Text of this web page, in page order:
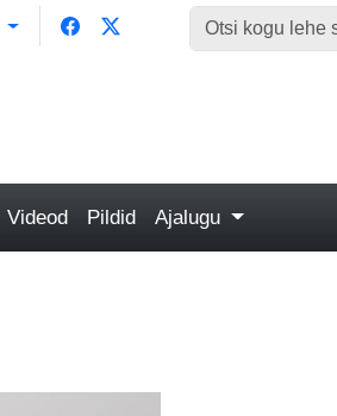
Videod Pildid Ajalugu